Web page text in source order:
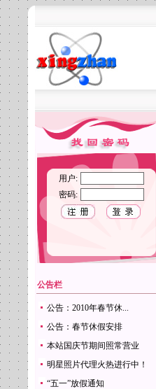
用户:
密码:
公告栏
公告：2010年春节休...
公告：春节休假安排
本站国庆节期间照常营业
明星照片代理火热进行中！
“五一”放假通知